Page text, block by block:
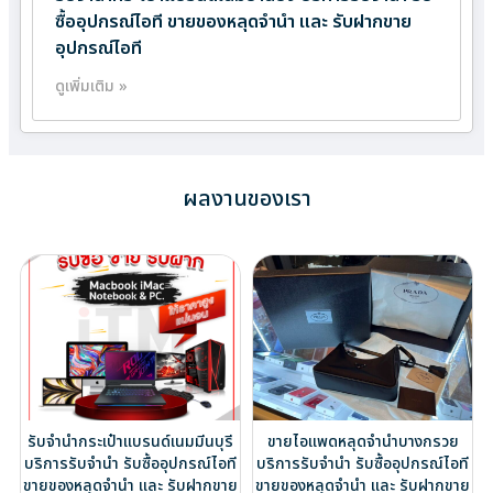
ซื้ออุปกรณ์ไอที ขายของหลุดจำนำ และ รับฝากขาย
อุปกรณ์ไอที
ดูเพิ่มเติม »
ผลงานของเรา
รับจำนำกระเป๋าแบรนด์เนมมีนบุรี
บริการรับจำนำ รับซื้ออุปกรณ์ไอที
ขายของหลุดจำนำ และ รับฝากขาย
ขายไอแพดหลุดจำนำบางกรวย
บริการรับจำนำ รับซื้ออุปกรณ์ไอที
ขายของหลุดจำนำ และ รับฝากขาย